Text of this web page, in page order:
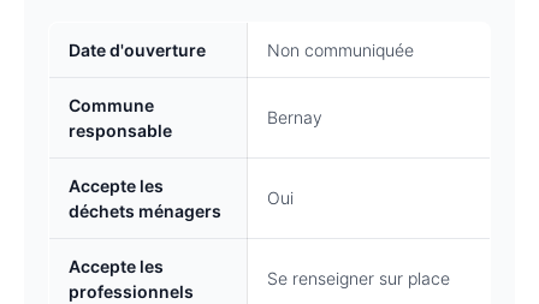
Date d'ouverture Non communiquée
Commune
responsable
Bernay
Accepte les
déchets ménagers
Oui
Accepte les
professionnels
Se renseigner sur place